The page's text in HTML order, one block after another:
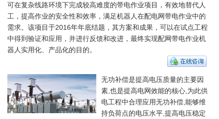
可在复杂线路环境下完成较高难度的带电作业项目，有效地替代人
工，提高作业的安全性和效率，满足机器人在配电网带电作业中的
需求。该项目于2016年年底结题，其方案和成果，可以在试点工程
中得到验证和应用，并进行反馈和改进，最终实现配网带电作业机
器人实用化、产品化的目的。
无功补偿是提高电压质量的主要因
素,也是提高电网效能的核心,为此供
电工程中合理应用无功补偿,能够维
持负荷点的电压水平,提高电压稳定